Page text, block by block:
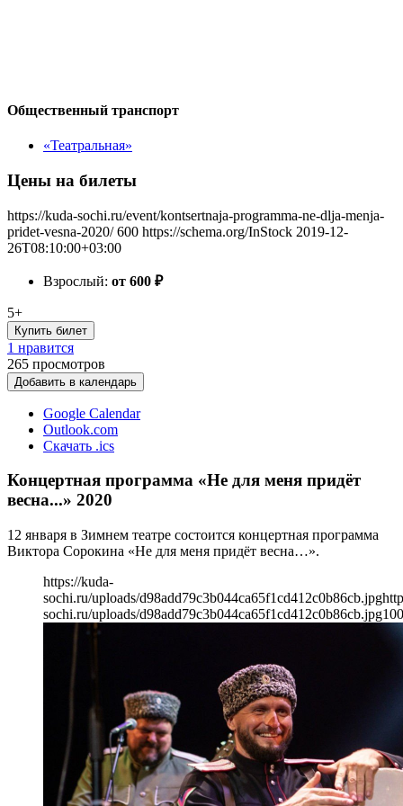
Общественный транспорт
«Театральная»
Цены на билеты
https://kuda-sochi.ru/event/kontsertnaja-programma-ne-dlja-menja-
pridet-vesna-2020/ 600 https://schema.org/InStock 2019-12-
26T08:10:00+03:00
Взрослый: от 600 ₽
5+
Купить билет
1 нравится
265 просмотров
Добавить в календарь
Google Calendar
Outlook.com
Скачать .ics
Концертная программа «Не для меня придёт
весна...» 2020
12 января в Зимнем театре состоится концертная программа
Виктора Сорокина «Не для меня придёт весна…».
https://kuda-
sochi.ru/uploads/d98add79c3b044ca65f1cd412c0b86cb.jpg
sochi.ru/uploads/d98add79c3b044ca65f1cd412c0b86cb.jpg